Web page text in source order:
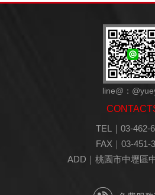
line@：
TEL｜03-462-
FAX｜03-451-
ADD｜桃園市中壢區